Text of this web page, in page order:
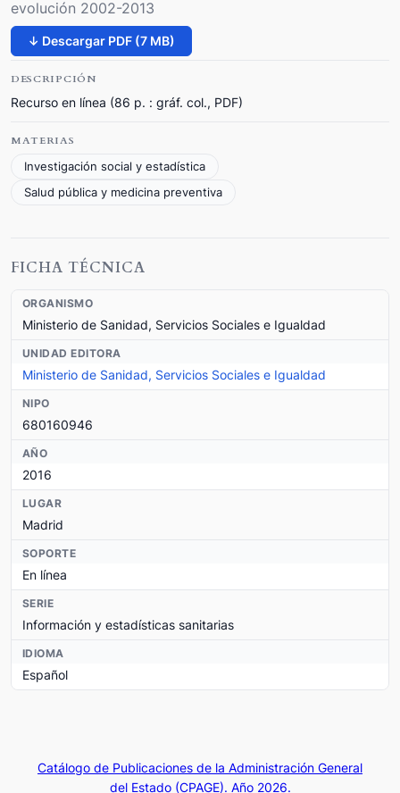
evolución 2002-2013
↓ Descargar PDF (7 MB)
DESCRIPCIÓN
Recurso en línea (86 p. : gráf. col., PDF)
MATERIAS
Investigación social y estadística
Salud pública y medicina preventiva
FICHA TÉCNICA
ORGANISMO
Ministerio de Sanidad, Servicios Sociales e Igualdad
UNIDAD EDITORA
Ministerio de Sanidad, Servicios Sociales e Igualdad
NIPO
680160946
AÑO
2016
LUGAR
Madrid
SOPORTE
En línea
SERIE
Información y estadísticas sanitarias
IDIOMA
Español
Catálogo de Publicaciones de la Administración General
del Estado (CPAGE). Año 2026.